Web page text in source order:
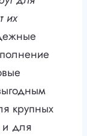
их
крупных
и для